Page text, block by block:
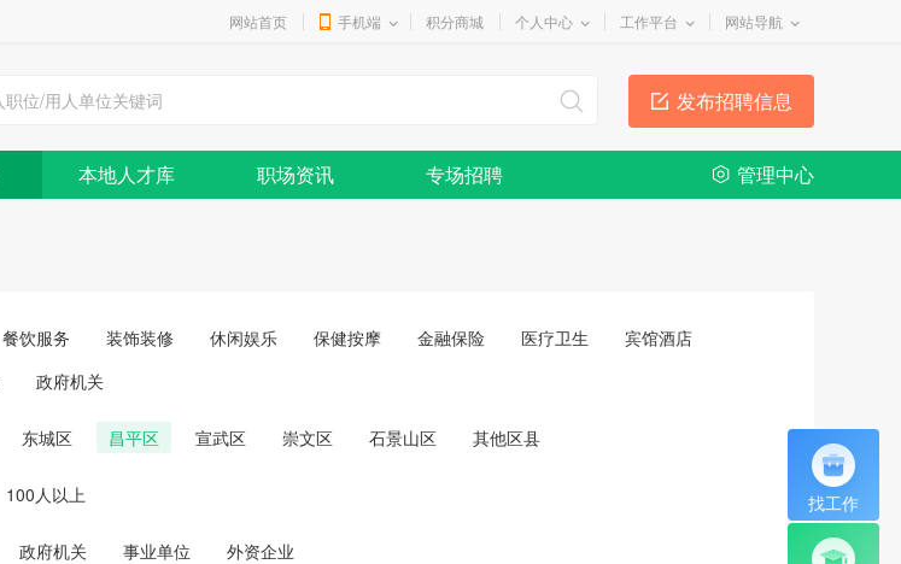
网站首页 手机端 积分商城 个人中心 工作平台 网站导航
发布招聘信息
本地人才库 职场资讯 专场招聘 管理中心
找工作
餐饮服务 装饰装修 休闲娱乐 保健按摩 金融保险 医疗卫生
宾馆酒店
政府机关
东城区 昌平区 宣武区 崇文区 石景山区 其他区县
100人以上
政府机关 事业单位 外资企业